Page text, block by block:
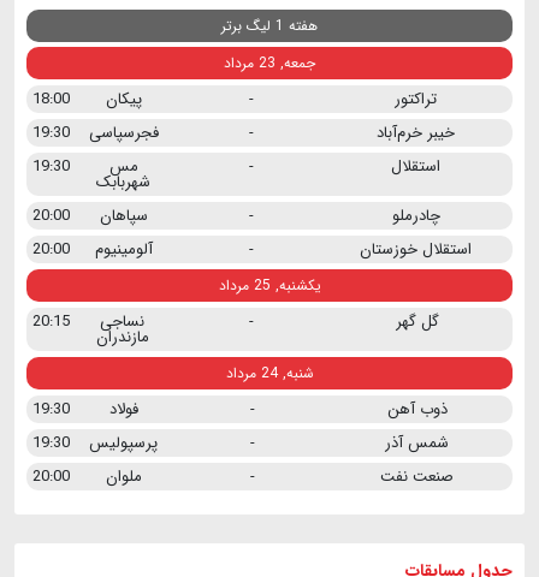
هفته 1 لیگ برتر
جمعه, 23 مرداد
تراکتور - پیکان
18:00
خیبر خرم‌آباد
- فجرسپاسی
19:30
استقلال
- مس
شهربابک
19:30
چادرملو
- سپاهان
20:00
استقلال خوزستان
- آلومینیوم 20:00
یکشنبه, 25 مرداد
گل گهر - نساجی
مازندران
20:15
شنبه, 24 مرداد
ذوب آهن - فولاد
19:30
شمس آذر
- پرسپولیس
19:30
صنعت نفت
- ملوان 20:00
جدول مسابقات